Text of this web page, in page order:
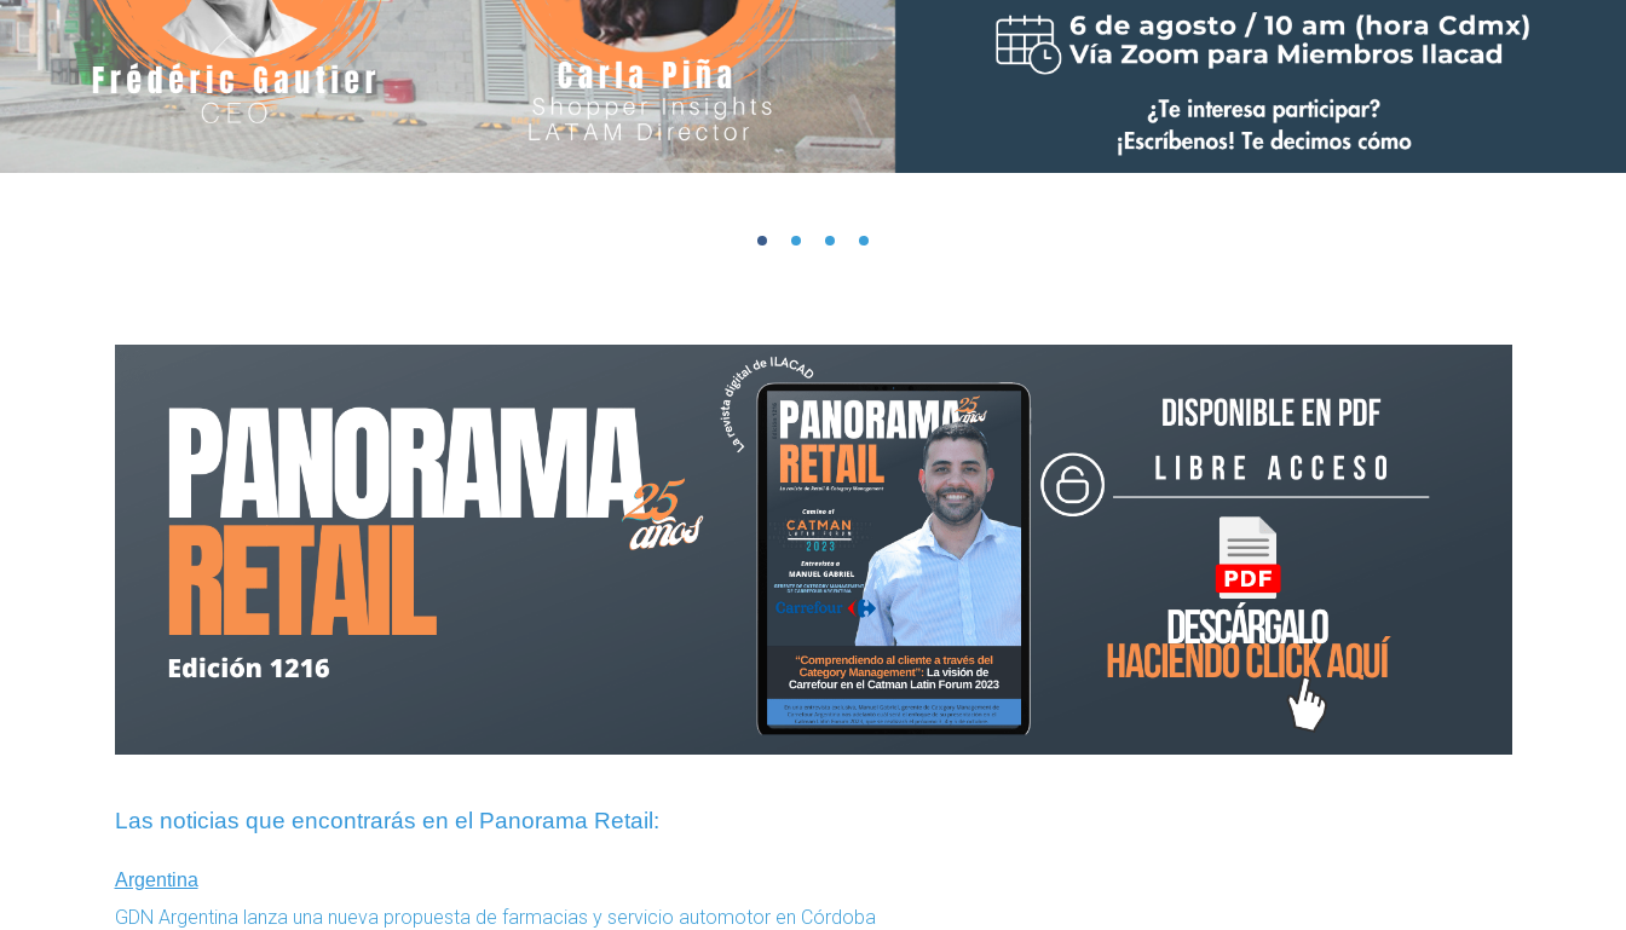
Las noticias que encontrarás en el Panorama Retail:
Argentina
GDN Argentina lanza una nueva propuesta de farmacias y servicio automotor en Córdoba